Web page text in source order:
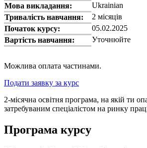
Мова викладання:
Ukrainian
Тривалість навчання:
2 місяців
Початок курсу:
05.02.2025
Вартість навчання:
Уточнюйте
Можлива оплата частинами.
Подати заявку за курс
2-місячна освітня програма, на якій ти
затребуваним спеціалістом на ринку
Програма курсу